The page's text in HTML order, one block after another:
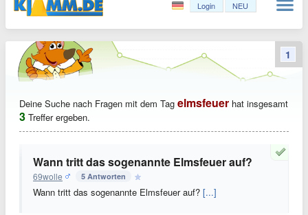
Login NEU
Deine Suche nach Fragen mit dem Tag elmsfeuer hat insgesamt
3 Treffer ergeben.
Wann tritt das sogenannte Elmsfeuer auf?
69wolle 5 Antworten
Wann tritt das sogenannte Elmsfeuer auf? [...]
1